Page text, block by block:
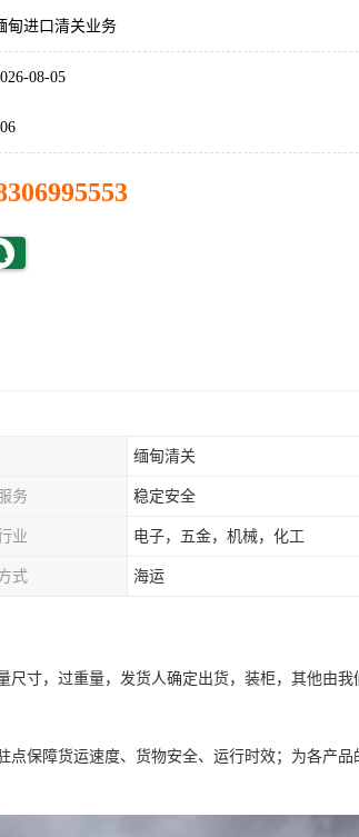
甸进口清关业务
08-05
缅甸清关
务 稳定安全
业 电子，五金，机械，化工
式 海运
寸，过重量，发货人确定出货，装柜，其他由我
保障货运速度、货物安全、运行时效；为各产品